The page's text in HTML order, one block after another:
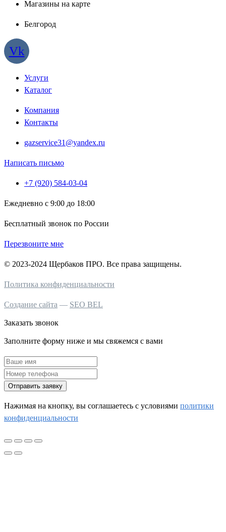
Магазины на карте
Белгород
Vk
Услуги
Каталог
Компания
Контакты
gazservice31@yandex.ru
Написать письмо
+7 (920) 584-03-04
Ежедневно с 9:00 до 18:00
Бесплатный звонок по России
Перезвоните мне
© 2023-2024 Щербаков ПРО. Все права защищены.
Политика конфиденциальности
Создание сайта — SEO BEL
Заказать звонок
Заполните форму ниже и мы свяжемся с вами
Отправить заявку
Нажимая на кнопку, вы соглашаетесь c условиями политики
конфиденциальности